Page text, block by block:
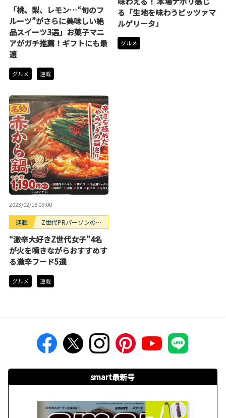
「桃、梨、レモン…“旬のフ
ルーツ”がさらに美味しい絶
品スイーツ3選」お菓子マニ
アがガチ推薦！ギフトにも最
適
グルメ 連載
る「生地を味わうピッツァマ
ルゲリータ」
グルメ
2023/02/18 09:00
連載
Z世代PRパーソンのキ
“激辛大好きZ世代女子”4名
が火を噴きながらおすすめす
る激辛フード5選
グルメ 連載
smart最新号